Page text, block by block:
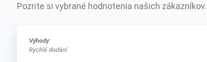
Pozrite si vybrané hodnotenia našich zákazníkov.
Výhody:
Rychlé dodání